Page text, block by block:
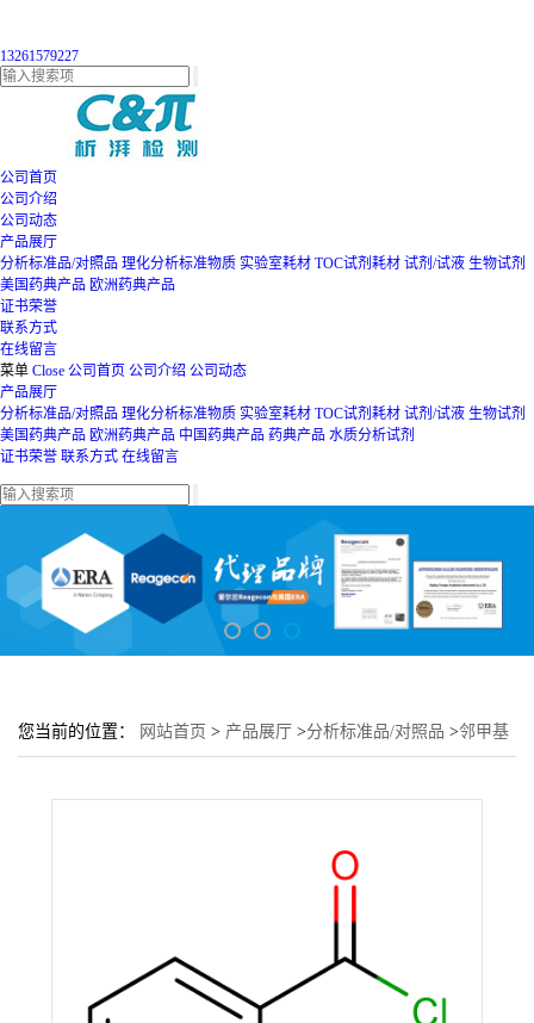
13261579227
公司首页
公司介绍
公司动态
产品展厅
分析标准品/对照品 理化分析标准物质 实验室耗材 TOC试剂耗材 试剂/试液 生物试剂
美国药典产品 欧洲药典产品
证书荣誉
联系方式
在线留言
菜单 Close 公司首页 公司介绍 公司动态
产品展厅
分析标准品/对照品 理化分析标准物质 实验室耗材 TOC试剂耗材 试剂/试液 生物试剂
美国药典产品 欧洲药典产品 中国药典产品 药典产品 水质分析试剂
证书荣誉 联系方式 在线留言
您当前的位置： 网站首页 > 产品展厅 >分析标准品/对照品 >邻甲基